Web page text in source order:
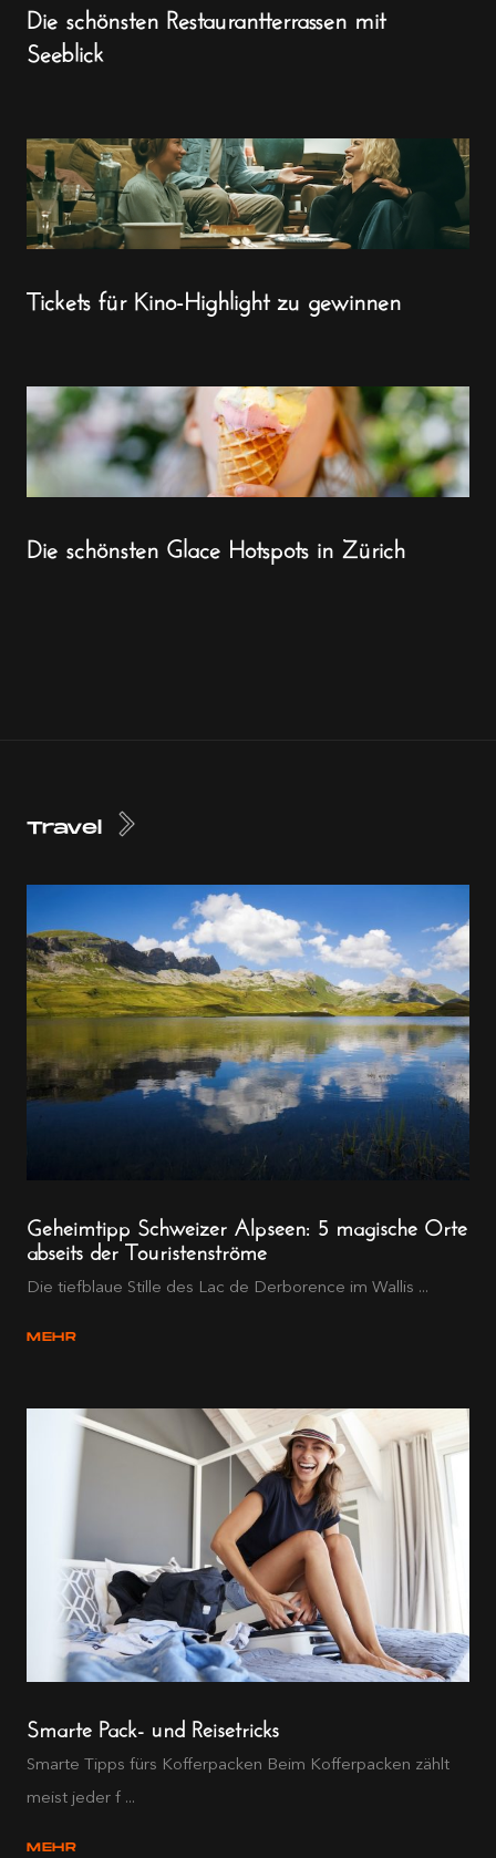
Die schönsten Restaurantterrassen mit
Seeblick
Tickets für Kino-Highlight zu gewinnen
Die schönsten Glace Hotspots in Zürich
Travel
Geheimtipp Schweizer Alpseen: 5 magische Orte
abseits der Touristenströme
Die tiefblaue Stille des Lac de Derborence im Wallis ...
MEHR
Smarte Pack- und Reisetricks
Smarte Tipps fürs Kofferpacken Beim Kofferpacken zählt
meist jeder f ...
MEHR